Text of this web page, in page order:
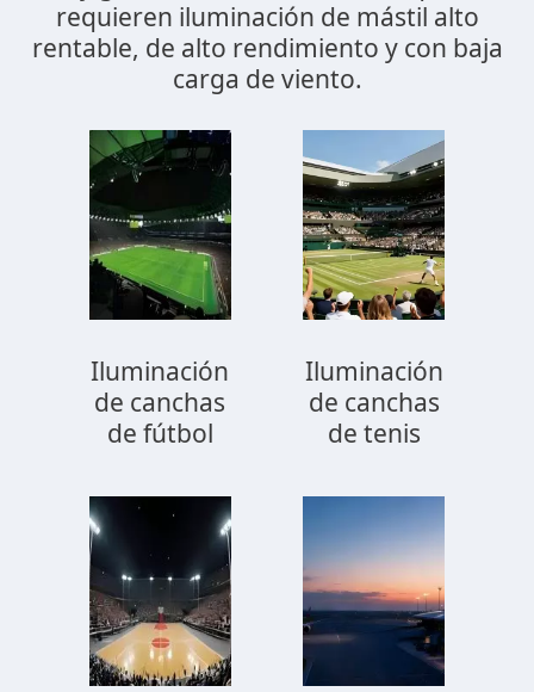
requieren iluminación de mástil alto
rentable, de alto rendimiento y con baja
carga de viento.
Iluminación
de canchas
de fútbol
Iluminación
de canchas
de tenis